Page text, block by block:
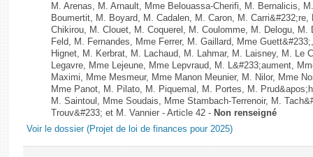
M. Arenas, M. Arnault, Mme Belouassa-Cherifi, M. Bernalicis,
Boumertit, M. Boyard, M. Cadalen, M. Caron, M.
Chikirou, M. Clouet, M. Coquerel, M. Coulomme, M. Delogu, M.
Feld, M. Fernandes, Mme Ferrer, M. Gaillard, Mme
Hignet, M. Kerbrat, M. Lachaud, M. Lahmar, M. Laisney, M. Le
Legavre, Mme Lejeune, Mme Lepvraud, M. L&#233;aument,
Maximi, Mme Mesmeur, Mme Manon Meunier, M. Nilor, Mme
Mme Panot, M. Pilato, M. Piquemal, M. Portes, M.
M. Saintoul, Mme Soudais, Mme Stambach-Terrenoir, M.
Trouv&#233; et M. Vannier - Article 42 - Non renseigné
Voir le dossier (Projet de loi de finances pour 2025)